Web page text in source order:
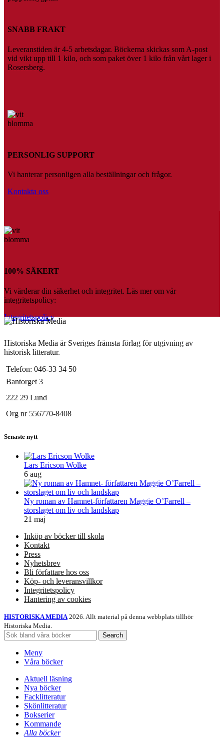
SNABB FRAKT
Leveranstiden är 4-5 arbetsdagar. Böckerna skickas som A-post
vid vikt upp till 1 kilo, och som paket över 1 kilo från vårt lager i
Rosersberg.
PERSONLIG SUPPORT
Vi hanterar personligen alla beställningar och frågor.
Kontakta oss
100% SÄKERT
Vi värderar din säkerhet och integritet. Läs mer om vår
integritetspolicy:
Integritetspolicy
Historiska Media är Sveriges främsta förlag för utgivning av
historisk litteratur.
Telefon: 046-33 34 50
Bantorget 3
222 29 Lund
Org nr 556770-8408
Senaste nytt
Lars Ericson Wolke
6 aug
Ny roman av Hamnet-författaren Maggie O’Farrell –
storslaget om liv och landskap
21 maj
Inköp av böcker till skola
Kontakt
Press
Nyhetsbrev
Bli författare hos oss
Köp- och leveransvillkor
Integritetspolicy
Hantering av cookies
HISTORISKA MEDIA2026. Allt material på denna webbplats tillhör
Historiska Media.
Search
Meny
Våra böcker
Aktuell läsning
Nya böcker
Facklitteratur
Skönlitteratur
Bokserier
Kommande
Alla böcker